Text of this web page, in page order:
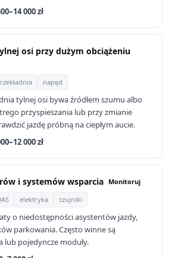
000 zł
osi przy dużym obciążeniu
napęd
tylnej osi bywa źródłem szumu albo
przyspieszania lub przy zmianie
jazdę próbną na ciepłym aucie.
000 zł
i systemów wsparcia Monitoruj
elektryka czujniki
o niedostępności asystentów jazdy,
parkowania. Często winne są
lub pojedyncze moduły.